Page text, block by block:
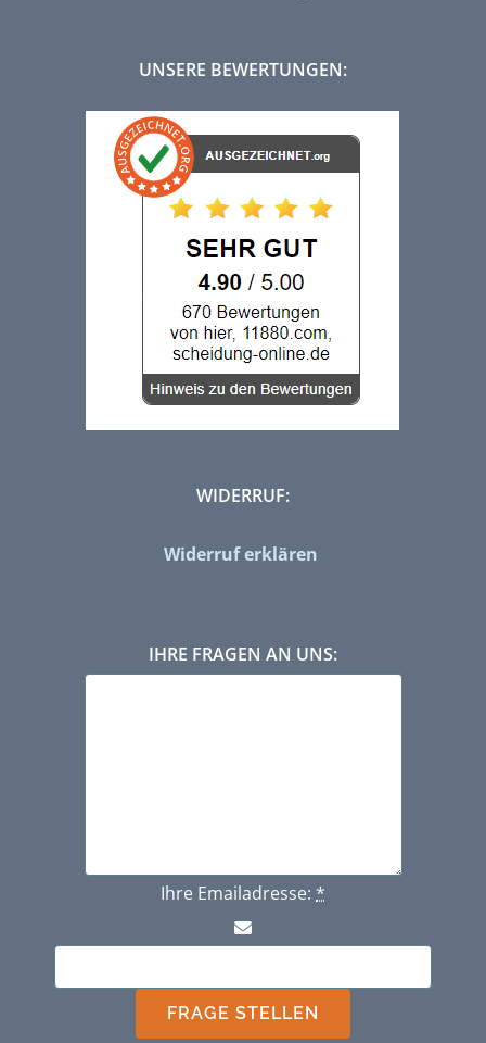
UNSERE BEWERTUNGEN:
WIDERRUF:
Widerruf erklären
IHRE FRAGEN AN UNS:
Ihre Emailadresse: *
FRAGE STELLEN